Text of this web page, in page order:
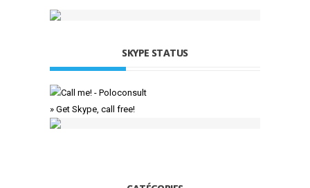
SKYPE STATUS
» Get Skype, call free!